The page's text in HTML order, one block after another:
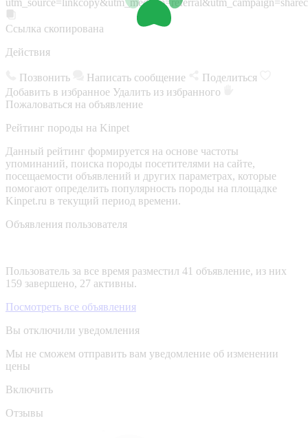
Ссылка скопирована
Действия
Позвонить Написать сообщение
Поделиться
Добавить в избранное Удалить из избранного
Пожаловаться на объявление
Рейтинг породы на Kinpet
Данный рейтинг формируется на основе частоты
упоминаний, поиска породы посетителями на сайте,
посещаемости объявлений и других параметрах, которые
помогают определить популярность породы на площадке
Kinpet.ru в текущий период времени.
Объявления пользователя
Пользователь за все время разместил 41 объявление, из них
159 завершено, 27 активны.
Посмотреть все объявления
Вы отключили уведомления
Мы не сможем отправить вам уведомление об изменении
цены
Включить
Отзывы